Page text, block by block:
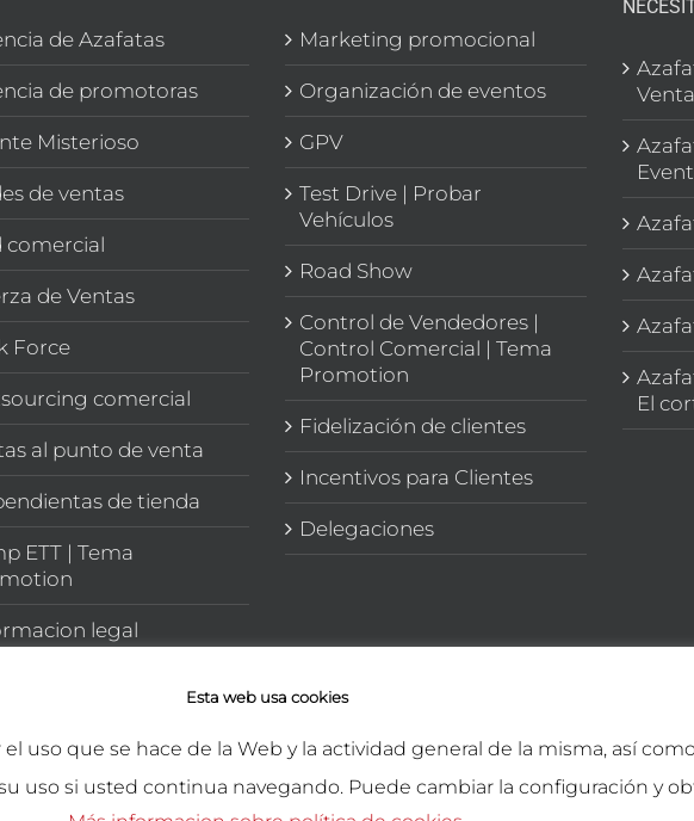
de Azafatas
de promotoras
Misterioso
de ventas
comercial
de Ventas
Force
comercial
al punto de venta
de tienda
ETT | Tema
legal
Marketing promocional
Organización de eventos
GPV
Test Drive | Probar
Vehículos
Road Show
Control de Vendedores |
Control Comercial | Tema
Promotion
Fidelización de clientes
Incentivos para Clientes
Delegaciones
Venta
El
Esta web usa cookies
uso que se hace de la Web y la actividad general de la misma, así
uso si usted continua navegando. Puede cambiar la configuración y